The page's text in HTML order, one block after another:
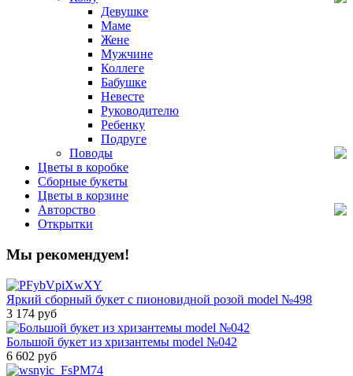
Девушке
Маме
Жене
Мужчине
Коллеге
Бабушке
Невесте
Руководителю
Ребенку
Подруге
Поводы
Цветы в коробке
Сборные букеты
Цветы в корзине
Авторство
Открытки
Мы рекомендуем!
Яркий сборный букет с пионовидной розой model №498
3 174 руб
Большой букет из хризантемы model №042
6 602 руб